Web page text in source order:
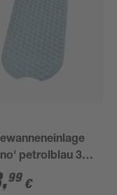
petrolblau 38
cm
,99 €